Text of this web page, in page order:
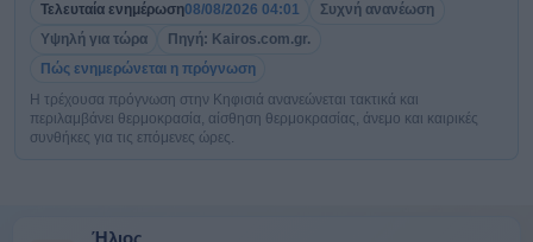
Τελευταία ενημέρωση08/08/2026 04:01 Συχνή ανανέωση
Υψηλή για τώρα Πηγή: Kairos.com.gr.
Πώς ενημερώνεται η πρόγνωση
Η τρέχουσα πρόγνωση στην Κηφισιά ανανεώνεται τακτικά και
περιλαμβάνει θερμοκρασία, αίσθηση θερμοκρασίας, άνεμο και καιρικές
συνθήκες για τις επόμενες ώρες.
Ήλιος